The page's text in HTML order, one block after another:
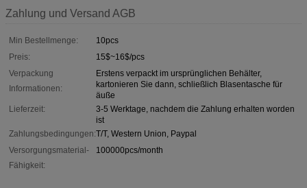
Zahlung und Versand AGB
Min Bestellmenge:
10pcs
Preis:
15$~16$/pcs
Verpackung
Informationen:
Erstens verpackt im ursprünglichen Behälter,
kartonieren Sie dann, schließlich Blasentasche für
äuße
Lieferzeit:
3-5 Werktage, nachdem die Zahlung erhalten worden
ist
Zahlungsbedingungen:T/T, Western Union, Paypal
Versorgungsmaterial-
Fähigkeit:
100000pcs/month